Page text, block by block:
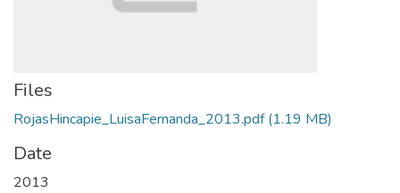
Files
RojasHincapie_LuisaFernanda_2013.pdf(1.19 MB)
Date
2013